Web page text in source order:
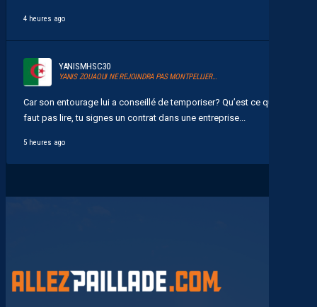
4 heures ago
YANISMHSC30
YANIS ZOUAOUI NE REJOINDRA PAS MONTPELLIER…
Car son entourage lui a conseillé de temporiser? Qu’est ce qu’il
faut pas lire, tu signes un contrat dans une entreprise...
5 heures ago